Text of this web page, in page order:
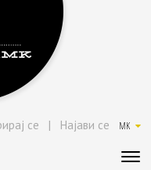
MK
Најави се
|
се